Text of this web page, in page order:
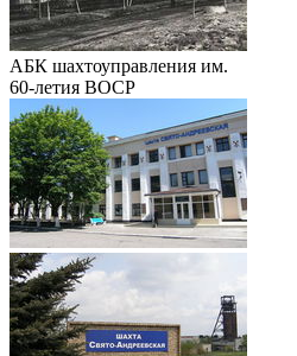
АБК шахтоуправления им.
60-летия ВОСР